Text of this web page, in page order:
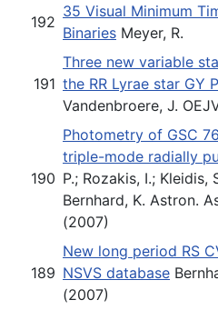
192
35 Visual Minimum
Binaries Meyer, R.
191
Three new variable
the RR Lyrae star GY
Vandenbroere, J.
190
Photometry of GSC
triple-mode radially
P.; Rozakis, I.; Kleidis,
Bernhard, K. Astron.
(2007)
189
New long period RS
NSVS database
(2007)